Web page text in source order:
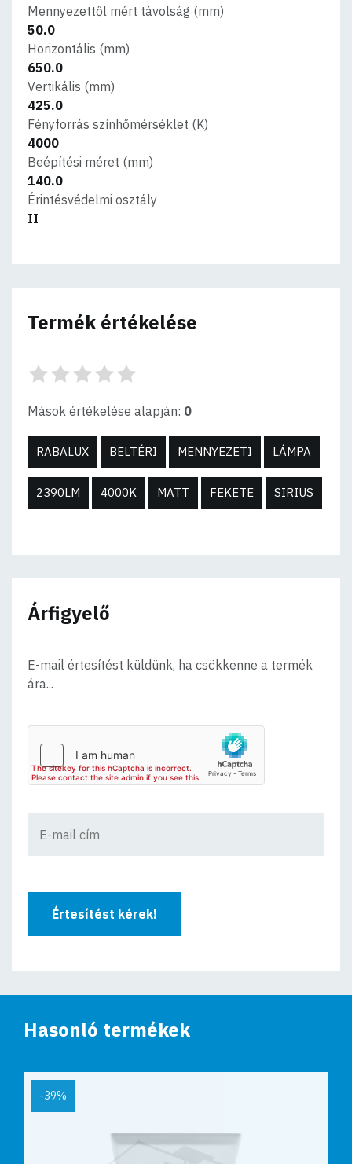
Mennyezettől mért távolság (mm)
50.0
Horizontális (mm)
650.0
Vertikális (mm)
425.0
Fényforrás színhőmérséklet (K)
4000
Beépítési méret (mm)
140.0
Érintésvédelmi osztály
II
Termék értékelése
Mások értékelése alapján: 0
RABALUX BELTÉRI MENNYEZETI LÁMPA
2390LM 4000K MATT FEKETE SIRIUS
Árfigyelő
E-mail értesítést küldünk, ha csökkenne a termék
ára...
Értesítést kérek!
Hasonló termékek
-39%